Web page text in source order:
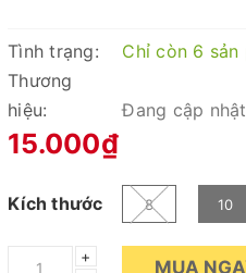
Tình trạng:
Chỉ còn 6 sản
Thương
hiệu:
Đang cập nhật
15.000₫
Kích thước 8 10
+
MUA